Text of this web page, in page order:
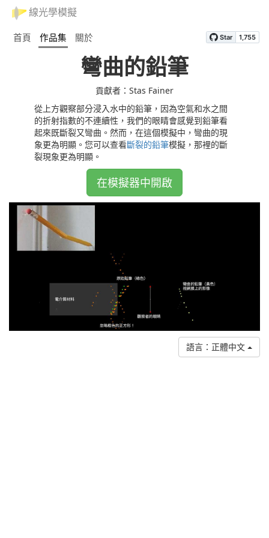
線光學模擬
首頁 作品集 關於
彎曲的鉛筆
貢獻者：Stas Fainer
從上方觀察部分浸入水中的鉛筆，因為空氣和水之間
的折射指數的不連續性，我們的眼睛會感覺到鉛筆看
起來既斷裂又彎曲。然而，在這個模擬中，彎曲的現
象更為明顯。您可以查看斷裂的鉛筆模擬，那裡的斷
裂現象更為明顯。
在模擬器中開啟
語言：正體中文